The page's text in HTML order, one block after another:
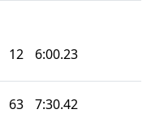
12 6:00.23
63 7:30.42